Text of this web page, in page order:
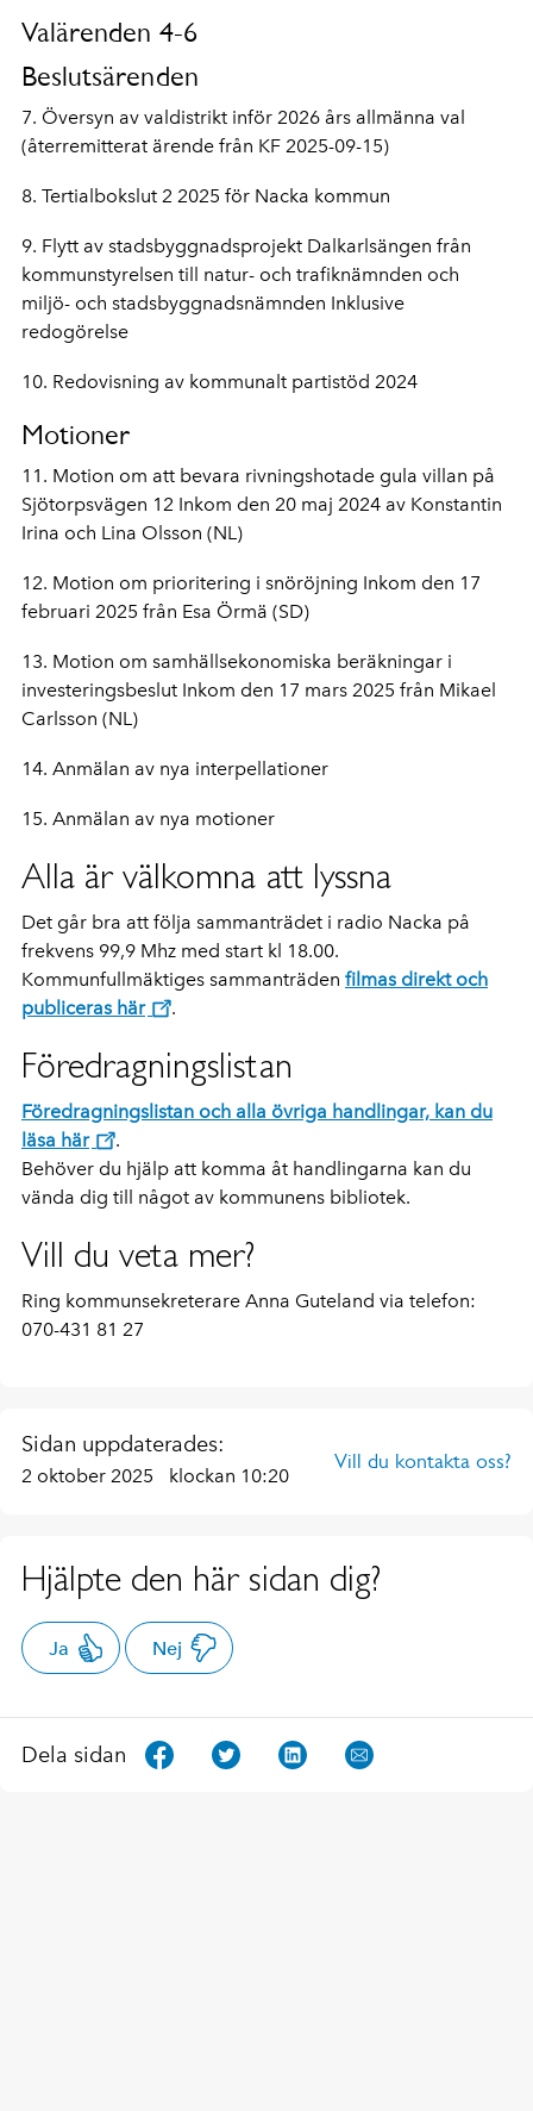
Valärenden 4-6
Beslutsärenden
7. Översyn av valdistrikt inför 2026 års allmänna val
(återremitterat ärende från KF 2025-09-15)
8. Tertialbokslut 2 2025 för Nacka kommun
9. Flytt av stadsbyggnadsprojekt Dalkarlsängen från
kommunstyrelsen till natur- och trafiknämnden och
miljö- och stadsbyggnadsnämnden Inklusive
redogörelse
10. Redovisning av kommunalt partistöd 2024
Motioner
11. Motion om att bevara rivningshotade gula villan på
Sjötorpsvägen 12 Inkom den 20 maj 2024 av Konstantin
Irina och Lina Olsson (NL)
12. Motion om prioritering i snöröjning Inkom den 17
februari 2025 från Esa Örmä (SD)
13. Motion om samhällsekonomiska beräkningar i
investeringsbeslut Inkom den 17 mars 2025 från Mikael
Carlsson (NL)
14. Anmälan av nya interpellationer
15. Anmälan av nya motioner
Alla är välkomna att lyssna
Det går bra att följa sammanträdet i radio Nacka på
frekvens 99,9 Mhz med start kl 18.00.
Kommunfullmäktiges sammanträden filmas direkt och
publiceras här
.
Föredragningslistan
Föredragningslistan och alla övriga handlingar, kan du
läsa här
.
Behöver du hjälp att komma åt handlingarna kan du
vända dig till något av kommunens bibliotek.
Vill du veta mer?
Ring kommunsekreterare Anna Guteland via telefon:
070-431 81 27
Sidan uppdaterades:
2 oktober 2025 klockan 10:20
Vill du kontakta oss?
Hjälpte den här sidan dig?
Ja Nej
Dela sidan